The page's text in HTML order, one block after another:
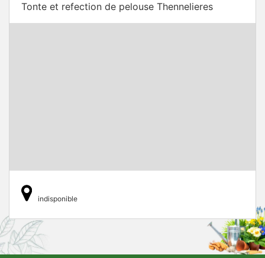
Tonte et refection de pelouse Thennelieres
indisponible